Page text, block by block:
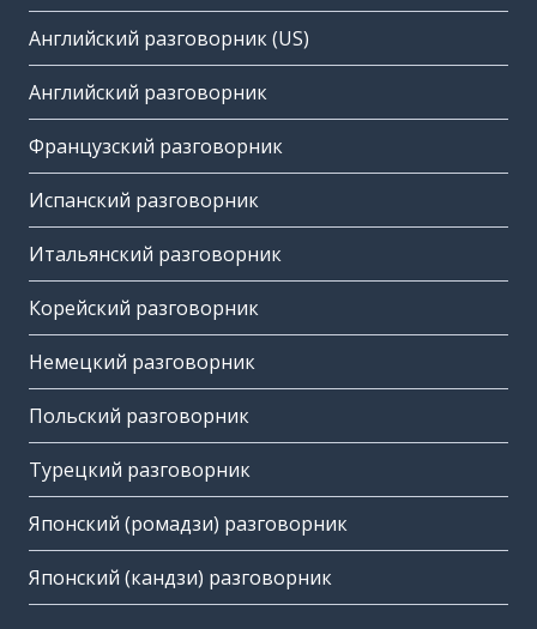
Английский разговорник (US)
Английский разговорник
Французский разговорник
Испанский разговорник
Итальянский разговорник
Корейский разговорник
Немецкий разговорник
Польский разговорник
Турецкий разговорник
Японский (ромадзи) разговорник
Японский (кандзи) разговорник